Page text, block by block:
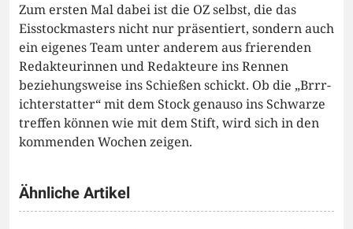
Zum ersten Mal dabei ist die OZ selbst, die das
Eisstockmasters nicht nur präsentiert, sondern auch
ein eigenes Team unter anderem aus frierenden
Redakteurinnen und Redakteure ins Rennen
beziehungsweise ins Schießen schickt. Ob die „Brrr-
ichterstatter“ mit dem Stock genauso ins Schwarze
treffen können wie mit dem Stift, wird sich in den
kommenden Wochen zeigen.
Ähnliche Artikel